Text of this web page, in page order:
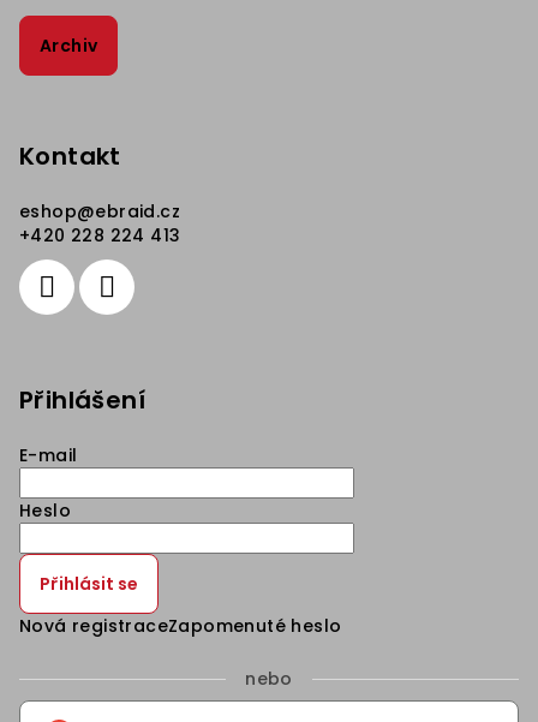
Archiv
Kontakt
eshop@ebraid.cz
+420 228 224 413
Přihlášení
E-mail
Heslo
Přihlásit se
Nová registraceZapomenuté heslo
nebo